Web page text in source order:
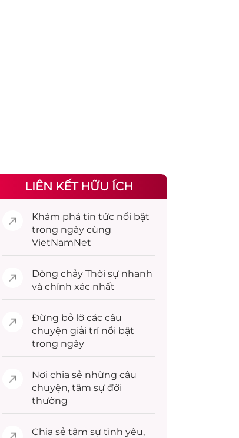
LIÊN KẾT HỮU ÍCH
Khám phá tin tức nổi bật
trong ngày cùng
VietNamNet
Dòng chảy Thời sự nhanh
và chính xác nhất
Đừng bỏ lỡ các câu
chuyện giải trínổi bật
trong ngày
Nơi chia sẻ những câu
chuyện, tâm sự đời
thường
Chia sẻ tâm sự tình yêu,